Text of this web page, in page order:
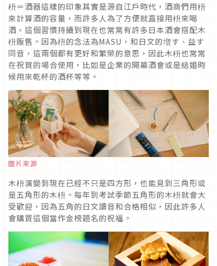
枡＝酒器這樣的印象其實是源自江戶時代，酒商們用枡
來計算酒的容量，而許多人為了方便就直接用枡來喝
酒，這個習慣持續到現在也常常有許多日本酒會搭配木
枡販售。因為枡的念法為MASU，和日文的増す、益す
同音，這兩個都有更好和繁榮的意思，因此木枡也常常
在祝賀的場合使用，比如是企業的開幕酒會或是結婚時
候用來乾杯的酒杯等等。
圖片來源
木枡演變到現在已經不只是四方形，也能見到三角形或
是五角形的木枡。每年到考試季節五角形的木枡就會大
受歡迎，因為五角的日文讀音和合格相似，因此許多人
會購買這個當作金榜題名的祝福。